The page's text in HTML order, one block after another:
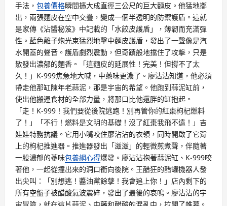
手法， 包養價格瞬間擴大成直徑三公尺的巨大麵皮。他猛地擲
出，兩張麵皮在空中交疊，變成一個半透明的防禦護盾。這就
是家傳《沾醬秘笈》中記載的「水餃皮護盾」，薄韌而充滿彈
性。藍色離子炮光束猛烈地擊中麵皮護盾，發出了一聲像是汽
水開蓋的聲音。護盾劇烈震動，但奇蹟般地擋住了攻擊，只是
散發出濃郁的麵香。「這麵皮的延展性！完美！但撐不了太
久！」K-999焦急地大喊，中藥味更濃了。廖沾沾知道，他必須
帶走他那缸陳年老蒜泥，那是宇宙的希望。他跑到蒜泥缸前，
使出他搬運食材的全部力量，將那口比他還胖的缸抱起。
「走！K-999！我們要從後院逃跑！別再管你的紅棗枸杞燃料
了！」「不行！燃料是文明的基礎！沒了紅棗我飛不遠！」吉
娃娃特務抗議。它用小嘴咬住廖沾沾的衣領，同時開啟了它背
上的枸杞推進器。推進器發出「滋滋」的輕微煎煮聲，伴隨著
一股濃郁的蔘味包養網心得爆發。廖沾沾抱著蒜泥缸、K-999咬
著他，一起從撞出來的洞口衝向後院。王醋狂的醋罐機器人發
出尖叫：「別想逃！醬油黨餘孽！我會追上你！」店內剩下的
所有空盤子被醋酸氣波震碎，發出了最後的哀鳴。廖沾沾的宇